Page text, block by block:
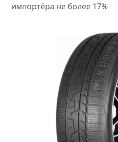
импортёра не более 17%